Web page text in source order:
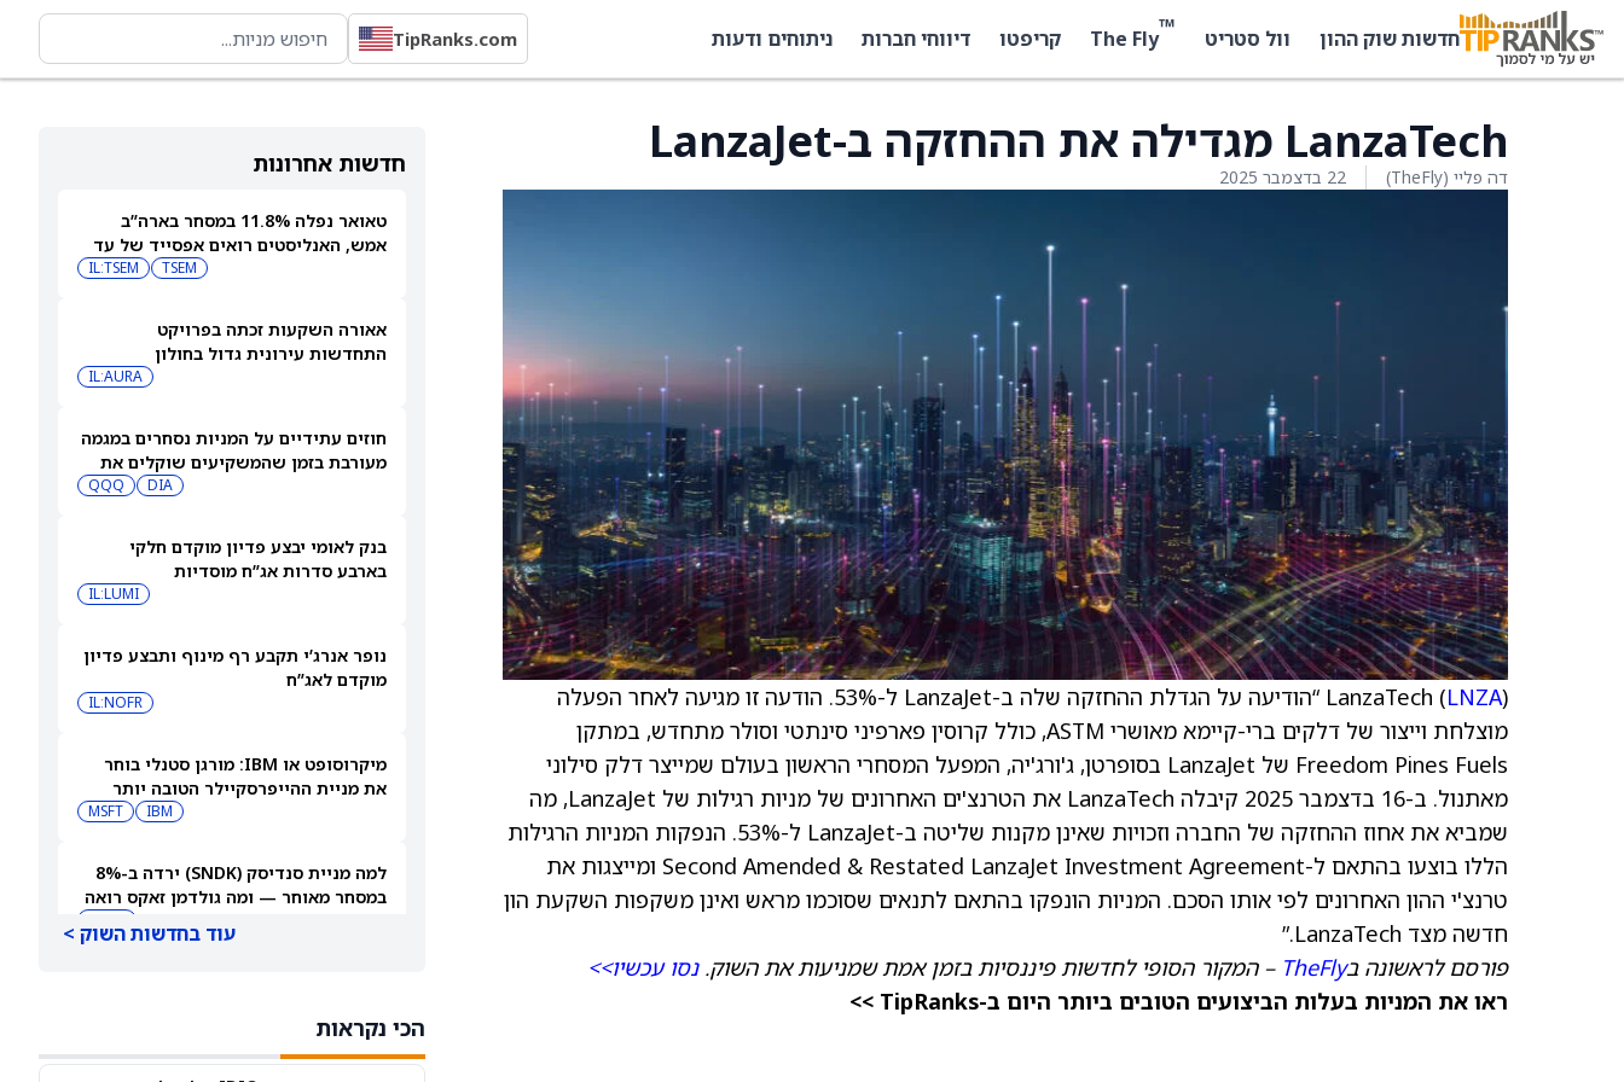
חדשות שוק ההון וול סטריט ™
The Fly קריפטו דיווחי חברות ניתוחים ודעות TipRanks.com
חדשות אחרונות
טאואר נפלה 11.8% במסחר בארה”ב
אמש, האנליסטים רואים אפסייד של עד
TSEM
IL:TSEM
אאורה השקעות זכתה בפרויקט
התחדשות עירונית גדול בחולון
IL:AURA
חוזים עתידיים על המניות נסחרים במגמה
מעורבת בזמן שהמשקיעים שוקלים את
שיא הסגירה של הדאו ואת השיחות בין
DIA
QQQ
בנק לאומי יבצע פדיון מוקדם חלקי
בארבע סדרות אג”ח מוסדיות
IL:LUMI
נופר אנרג’י תקבע רף מינוף ותבצע פדיון
מוקדם לאג”ח
IL:NOFR
מיקרוסופט או IBM: מורגן סטנלי בוחר
את מניית ההייפרסקיילר הטובה יותר
IBM
MSFT
למה מניית סנדיסק (SNDK) ירדה ב-8%
במסחר מאוחר — ומה גולדמן זאקס רואה
שיקרה בהמשך
עוד בחדשות השוק >
הכי נקראות
LanzaTech מגדילה את ההחזקה ב-LanzaJet
דה פליי (TheFly) 22 בדצמבר 2025
LanzaTech (LNZA
) “הודיעה על הגדלת ההחזקה שלה ב-LanzaJet ל-53%. הודעה זו מגיעה לאחר הפעלה
מוצלחת וייצור של דלקים ברי-קיימא מאושרי ASTM, כולל קרוסין פארפיני סינתטי וסולר מתחדש, במתקן
Freedom Pines Fuels של LanzaJet בסופרטן, ג'ורג'יה, המפעל המסחרי הראשון בעולם שמייצר דלק סילוני
מאתנול. ב-16 בדצמבר 2025 קיבלה LanzaTech את הטרנצ'ים האחרונים של מניות רגילות של LanzaJet, מה
שמביא את אחוז ההחזקה של החברה וזכויות שאינן מקנות שליטה ב-LanzaJet ל-53%. הנפקות המניות הרגילות
הללו בוצעו בהתאם ל-Second Amended & Restated LanzaJet Investment Agreement ומייצגות את
טרנצ'י ההון האחרונים לפי אותו הסכם. המניות הונפקו בהתאם לתנאים שסוכמו מראש ואינן משקפות השקעת הון
חדשה מצד LanzaTech.”
פורסם לראשונה בTheFly – המקור הסופי לחדשות פיננסיות בזמן אמת שמניעות את השוק.נסו עכשיו>>
ראו את המניות בעלות הביצועים הטובים ביותר היום ב-TipRanks >>